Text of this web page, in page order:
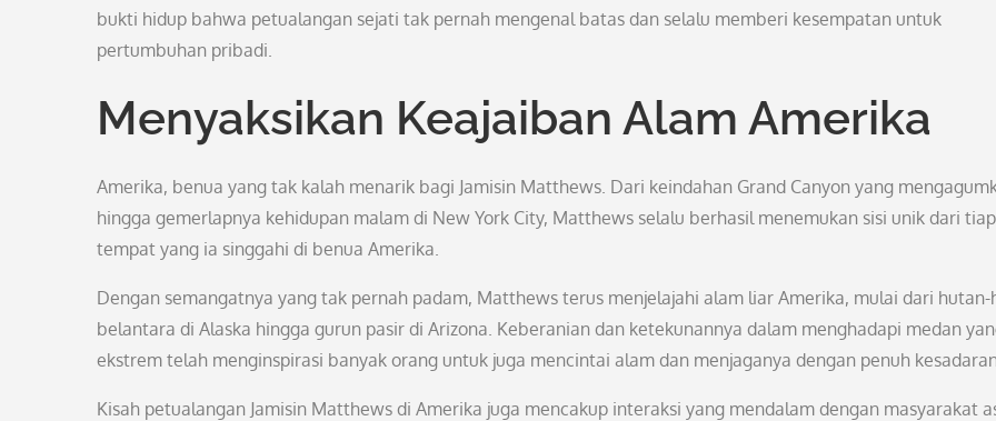
bukti hidup bahwa petualangan sejati tak pernah mengenal batas dan selalu memberi kesempatan untuk
pertumbuhan pribadi.
Menyaksikan Keajaiban Alam Amerika
Amerika, benua yang tak kalah menarik bagi Jamisin Matthews. Dari keindahan Grand Canyon yang
hingga gemerlapnya kehidupan malam di New York City, Matthews selalu berhasil menemukan sisi unik dari tiap
tempat yang ia singgahi di benua Amerika.
Dengan semangatnya yang tak pernah padam, Matthews terus menjelajahi alam liar Amerika, mulai dari
belantara di Alaska hingga gurun pasir di Arizona. Keberanian dan ketekunannya dalam menghadapi medan
ekstrem telah menginspirasi banyak orang untuk juga mencintai alam dan menjaganya dengan penuh
Kisah petualangan Jamisin Matthews di Amerika juga mencakup interaksi yang mendalam dengan masyarakat